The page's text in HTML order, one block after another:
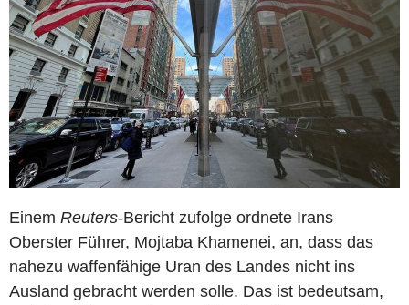
Einem Reuters-Bericht zufolge ordnete Irans
Oberster Führer, Mojtaba Khamenei, an, dass das
nahezu waffenfähige Uran des Landes nicht ins
Ausland gebracht werden solle. Das ist bedeutsam,